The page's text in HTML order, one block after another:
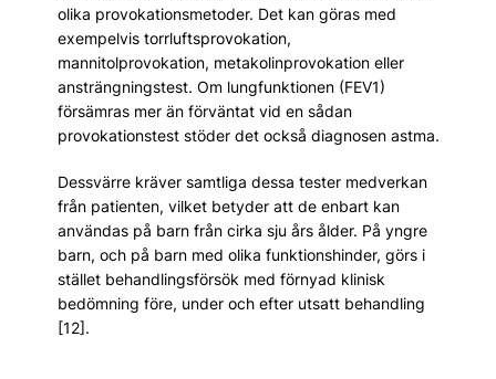
olika provokationsmetoder. Det kan göras med
exempelvis torrluftsprovokation,
mannitolprovokation, metakolinprovokation eller
ansträngningstest. Om lungfunktionen (FEV1)
försämras mer än förväntat vid en sådan
provokationstest stöder det också diagnosen astma.
Dessvärre kräver samtliga dessa tester medverkan
från patienten, vilket betyder att de enbart kan
användas på barn från cirka sju års ålder. På yngre
barn, och på barn med olika funktionshinder, görs i
stället behandlingsförsök med förnyad klinisk
bedömning före, under och efter utsatt behandling
[12].